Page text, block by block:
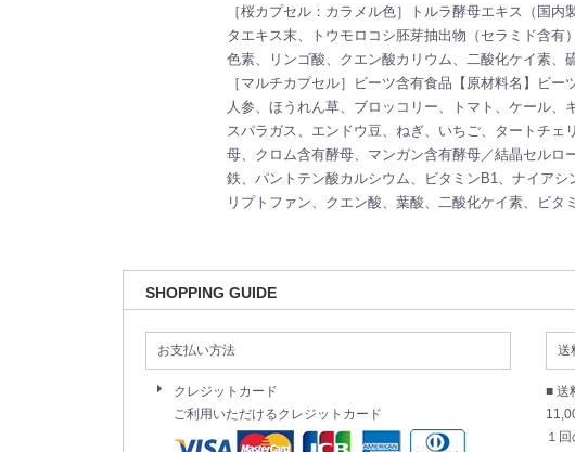
［桜カプセル：カラメル色］トルラ酵母エキス（国
タエキス末、トウモロコシ胚芽抽出物（セラミド含
色素、リンゴ酸、クエン酸カリウム、二酸化ケイ素
［マルチカプセル］ビーツ含有食品【原材料名】ビ
人参、ほうれん草、ブロッコリー、トマト、ケール
スパラガス、エンドウ豆、ねぎ、いちご、タートチ
母、クロム含有酵母、マンガン含有酵母／結晶セルロ
鉄、パントテン酸カルシウム、ビタミンB1、ナイア
リプトファン、クエン酸、葉酸、二酸化ケイ素、ビタ
SHOPPING GUIDE
お支払い方法
クレジットカード
ご利用いただけるクレジットカード
送
■ 送
１